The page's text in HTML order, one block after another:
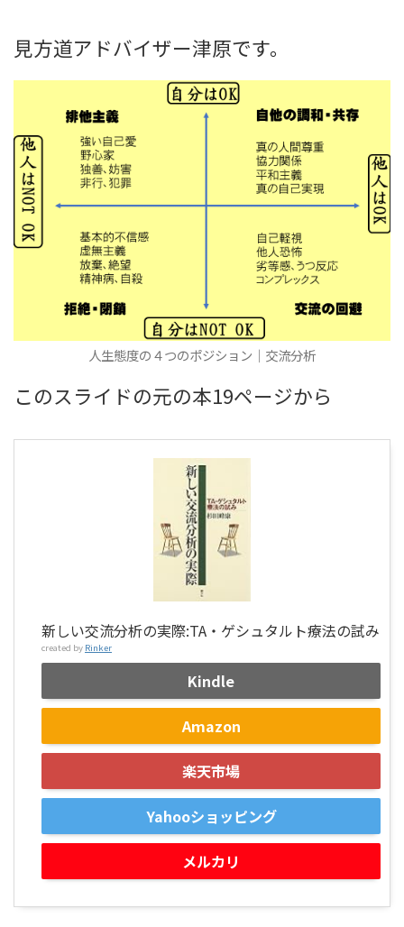
見方道アドバイザー津原です。
人生態度の４つのポジション｜交流分析
このスライドの元の本19ページから
新しい交流分析の実際:TA・ゲシュタルト療法の試み
created by Rinker
Kindle
Amazon
楽天市場
Yahooショッピング
メルカリ